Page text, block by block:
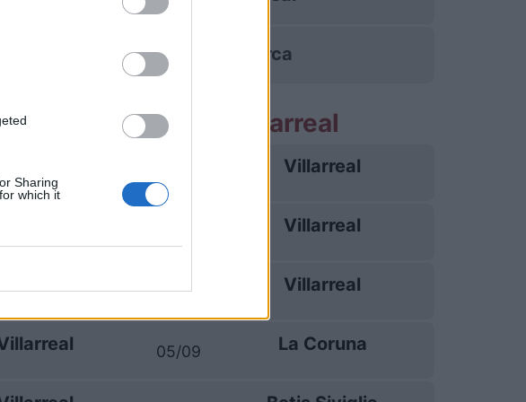
Sharing
which it
Maiorca
Prossime partite Villarreal
Villarreal
Villarreal
28/08 Villarreal
05/09 La Coruna